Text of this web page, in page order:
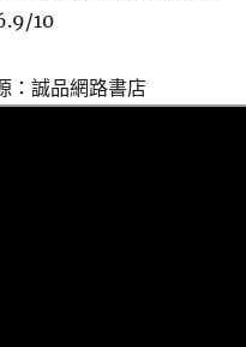
10
：誠品網路書店